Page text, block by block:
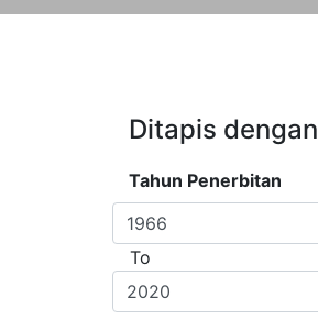
Ditapis dengan
Tahun Penerbitan
To